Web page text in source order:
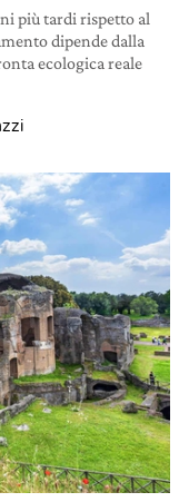
più tardi rispetto al
dipende dalla
ecologica reale